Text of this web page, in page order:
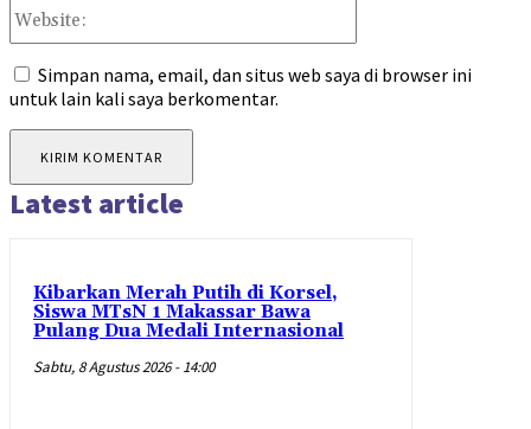
Simpan nama, email, dan situs web saya di browser ini
untuk lain kali saya berkomentar.
Latest article
Kibarkan Merah Putih di Korsel,
Siswa MTsN 1 Makassar Bawa
Pulang Dua Medali Internasional
Sabtu, 8 Agustus 2026 - 14:00